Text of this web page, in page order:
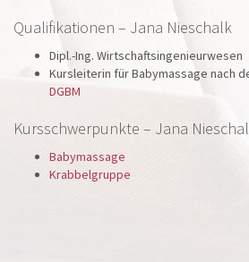
Qualifikationen – Jana Nieschalk
Dipl.-Ing. Wirtschaftsingenieurwesen
Kursleiterin für Babymassage nach
DGBM
Kursschwerpunkte – Jana
Babymassage
Krabbelgruppe